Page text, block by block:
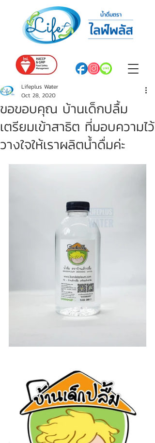
ขอขอบคุณ บ้านเด็กปลื้ม
เตรียมเข้าสาธิต ที่มอบความไว้
วางใจให้เราผลิตน้ำดื่มค่ะ
Lifeplus Water
Oct 28, 2020